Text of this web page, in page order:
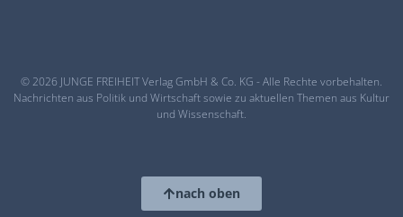
© 2026 JUNGE FREIHEIT Verlag GmbH & Co. KG - Alle Rechte vorbehalten.
Nachrichten aus Politik und Wirtschaft sowie zu aktuellen Themen aus Kultur
und Wissenschaft.
nach oben